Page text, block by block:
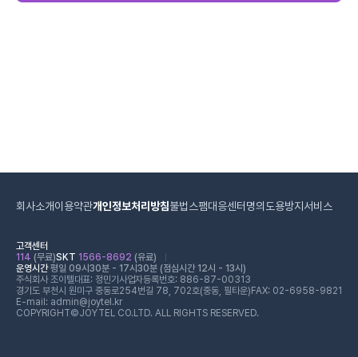
회사소개이용약관개인정보처리방침불법스팸대응센터 명의도용방지서비스
고객센터
114 (무료)SKT 1566-8692 (유료)
운영시간평일 09시30분 - 17시30분 (점심시간 12시 - 13시)
주식회사 조이텔대표: 정민기 사업자등록번호: 886-87-00313
경기도 부천시 원미구 중동로254번길 78, 702호(중동, 필타운) FAX: 02-6958-9821
E-mail: admin@joytel.kr
COPYRIGHT©JOYTEL CO.LTD. ALL RIGHTS RESERVED.